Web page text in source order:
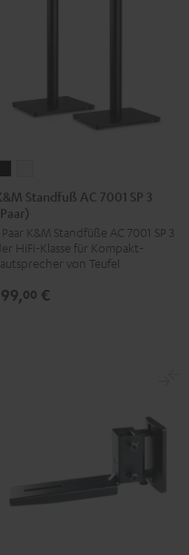
Standfuß
AC
7001
SP
(Paar)
Standfuß
7001
SP
(Paar)
Standfuß AC 7001 SP 3
Paar K&M Standfüße AC 7001 SP 3
HiFi-Klasse für Kompakt-
Lautsprecher von Teufel
00 €